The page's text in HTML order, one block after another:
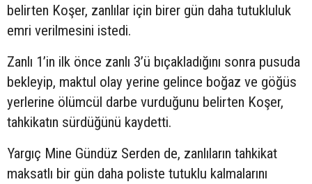
belirten Koşer, zanlılar için birer gün daha tutukluluk
emri verilmesini istedi.
Zanlı 1’in ilk önce zanlı 3’ü bıçakladığını sonra pusuda
bekleyip, maktul olay yerine gelince boğaz ve göğüs
yerlerine ölümcül darbe vurduğunu belirten Koşer,
tahkikatın sürdüğünü kaydetti.
Yargıç Mine Gündüz Serden de, zanlıların tahkikat
maksatlı bir gün daha poliste tutuklu kalmalarını